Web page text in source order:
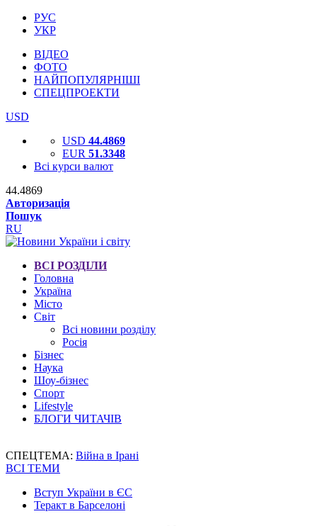
РУС
УКР
ВІДЕО
ФОТО
НАЙПОПУЛЯРНІШІ
СПЕЦПРОЕКТИ
USD
USD 44.4869
EUR 51.3348
Всі курси валют
44.4869
Авторизація
Пошук
RU
ВСІ РОЗДІЛИ
Головна
Україна
Місто
Світ
Всі новини розділу
Росія
Бізнес
Наука
Шоу-бізнес
Спорт
Lifestyle
БЛОГИ ЧИТАЧІВ
СПЕЦТЕМА: Війна в Ірані
ВСІ ТЕМИ
Вступ України в ЄС
Теракт в Барселоні